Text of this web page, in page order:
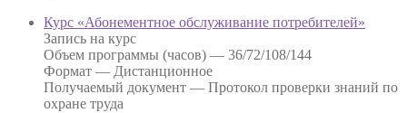
Курс «Абонементное обслуживание потребителей»
Запись на курс
Объем программы (часов) — 36/72/108/144
Формат — Дистанционное
Получаемый документ — Протокол проверки знаний по
охране труда